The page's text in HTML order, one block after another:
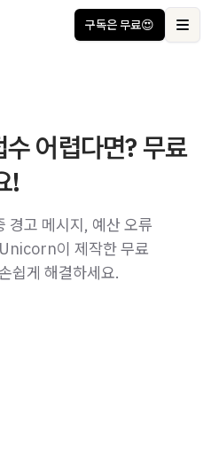
구독은 무료😍
어렵다면? 무료
!
경고 메시지, 예산 오류
이 제작한 무료
쉽게 해결하세요.